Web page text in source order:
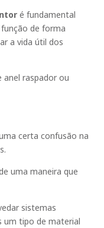
é fundamental
de forma
a vida útil dos
raspador ou
certa confusão na
uma maneira que
sistemas
um tipo de material